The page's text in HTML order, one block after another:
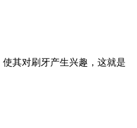
其对刷牙产生兴趣，这就是